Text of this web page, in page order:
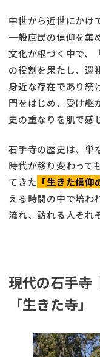
中世から近世にかけ
一般庶民の信仰を集
文化が根づく中で、
の役割を果たし、巡
身近な存在であり続
門をはじめ、受け継
史の重なりを肌で感
石手寺の歴史は、単
時代が移り変わって
てきた 「生きた信仰
える時間の中で培わ
流れ、訪れる人それ
現代の石手寺
「生きた寺」